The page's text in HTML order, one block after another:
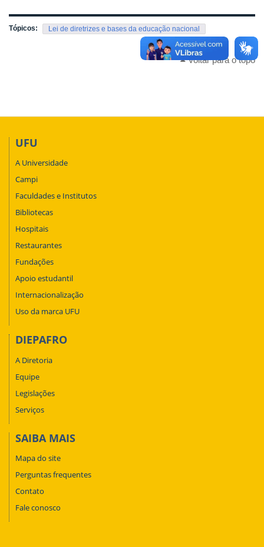
Tópicos: Lei de diretrizes e bases da educação nacional
Voltar para o topo
UFU
A Universidade
Campi
Faculdades e Institutos
Bibliotecas
Hospitais
Restaurantes
Fundações
Apoio estudantil
Internacionalização
Uso da marca UFU
DIEPAFRO
A Diretoria
Equipe
Legislações
Serviços
SAIBA MAIS
Mapa do site
Perguntas frequentes
Contato
Fale conosco